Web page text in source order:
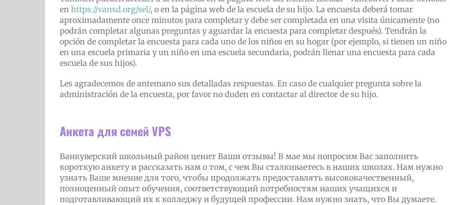
en https://vansd.org/sel/, o en la página web de la escuela de su hijo. La encuesta deberá tomar
aproximadamente once minutos para completar y debe ser completada en una visita únicamente (no
podrán completar algunas preguntas y aguardar la encuesta para completar después). Tendrán la
opción de completar la encuesta para cada uno de los niños en su hogar (por ejemplo, si tienen un niño
en una escuela primaria y un niño en una escuela secundaria, podrán llenar una encuesta para cada
escuela de sus hijos).
Les agradecemos de antemano sus detalladas respuestas. En caso de cualquier pregunta sobre la
administración de la encuesta, por favor no duden en contactar al director de su hijo.
Анкета для семей VPS
Ванкуверский школьный район ценит Ваши отзывы! В мае мы попросим Вас заполнить
короткую анкету и рассказать нам о том, с чем Вы сталкиваетесь в наших школах. Нам нужно
узнать Ваше мнение для того, чтобы продолжать предоставлять высококачественный,
полноценный опыт обучения, соответствующий потребностям наших учащихся и
подготавливающий их к колледжу и будущей профессии. Нам нужно знать, что Вы думаете.